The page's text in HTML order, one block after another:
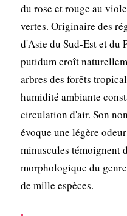
du rose et rouge au
vertes. Originaire des
d'Asie du Sud-Est et du
putidum croît
arbres des forêts
humidité ambiante
circulation d'air. Son
évoque une légère
minuscules témoignent
morphologique du
de mille espèces.